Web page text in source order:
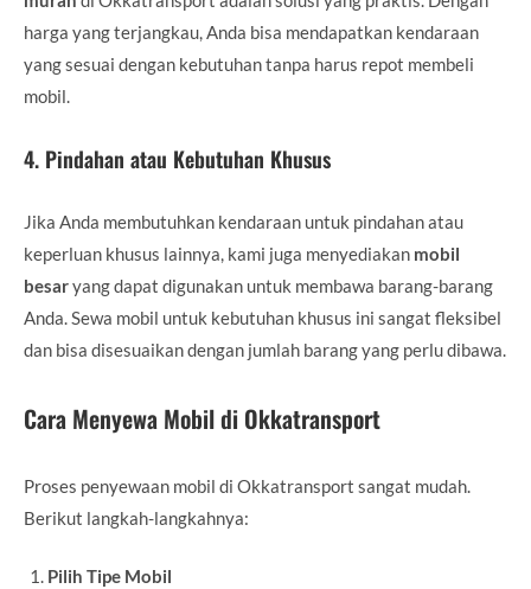
harga yang terjangkau, Anda bisa mendapatkan kendaraan
yang sesuai dengan kebutuhan tanpa harus repot membeli
mobil.
4. Pindahan atau Kebutuhan Khusus
Jika Anda membutuhkan kendaraan untuk pindahan atau
keperluan khusus lainnya, kami juga menyediakan mobil
besaryang dapat digunakan untuk membawa barang-barang
Anda. Sewa mobil untuk kebutuhan khusus ini sangat fleksibel
dan bisa disesuaikan dengan jumlah barang yang perlu dibawa.
Cara Menyewa Mobil di Okkatransport
Proses penyewaan mobil di Okkatransport sangat mudah.
Berikut langkah-langkahnya:
Pilih Tipe Mobil